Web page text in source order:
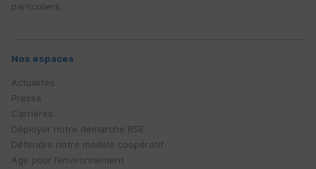
particuliers.
Nos espaces
Actualités
Presse
Carrières
Déployer notre démarche RSE
Défendre notre modèle coopératif
Agir pour l’environnement